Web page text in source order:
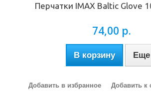
Перчатки IMAX Baltic Glove
74,00 р.
В корзину Еще
Добавить в избранное Добавить к